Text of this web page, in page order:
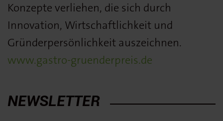
Konzepte verliehen, die sich durch
Innovation, Wirtschaftlichkeit und
Gründerpersönlichkeit auszeichnen.
www.gastro-gruenderpreis.de
NEWSLETTER